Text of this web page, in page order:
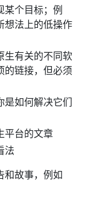
个目标；例
想法上的低操作
生有关的不同软
的链接，但必须
是如何解决它们
平台的文章
法
和故事，例如